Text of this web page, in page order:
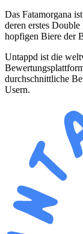
Das Fatamorgana
deren erstes
hopfigen Biere der
Untappd ist die
durchschnittliche
Usern.